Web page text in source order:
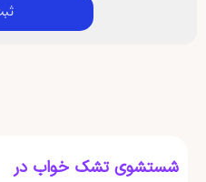
شستشوی تشک خواب در